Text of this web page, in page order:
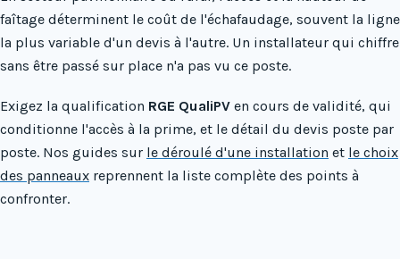
faîtage déterminent le coût de l'échafaudage, souvent la ligne
la plus variable d'un devis à l'autre. Un installateur qui chiffre
sans être passé sur place n'a pas vu ce poste.
Exigez la qualification RGE QualiPV en cours de validité, qui
conditionne l'accès à la prime, et le détail du devis poste par
poste. Nos guides sur le déroulé d'une installation et le choix
des panneaux reprennent la liste complète des points à
confronter.